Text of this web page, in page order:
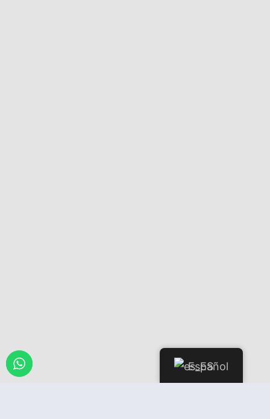
Español